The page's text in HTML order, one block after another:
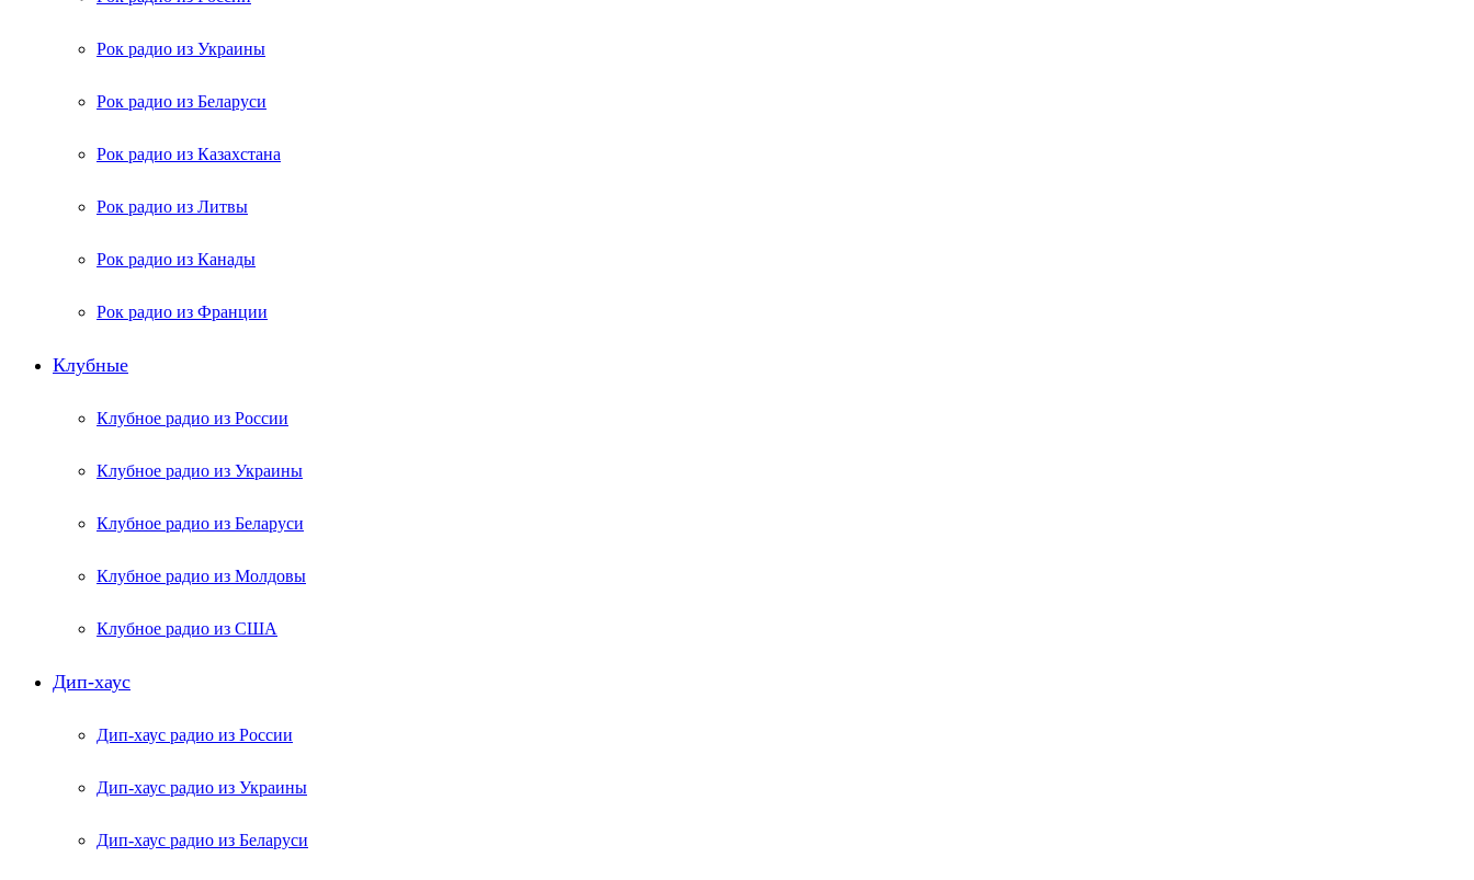
Рок радио из Украины
Рок радио из Беларуси
Рок радио из Казахстана
Рок радио из Литвы
Рок радио из Канады
Рок радио из Франции
Клубные
Клубное радио из России
Клубное радио из Украины
Клубное радио из Беларуси
Клубное радио из Молдовы
Клубное радио из США
Дип-хаус
Дип-хаус радио из России
Дип-хаус радио из Украины
Дип-хаус радио из Беларуси